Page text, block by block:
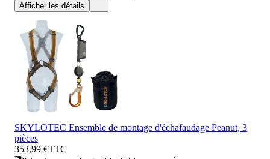
Afficher les détails
SKYLOTEC Ensemble de montage d'échafaudage Peanut, 3
pièces
353,99 €TTC